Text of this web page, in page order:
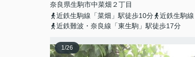
奈良県生駒市中菜畑 ２丁目
近鉄生駒線「菜畑」駅徒歩10分
近鉄生駒
近鉄難波・奈良線「東生駒」駅徒歩17分
1/26